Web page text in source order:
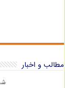
مطالب و اخبار